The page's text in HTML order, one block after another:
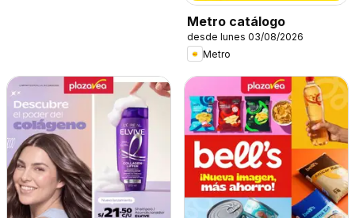
Metro catálogo
desde lunes 03/08/2026
Metro